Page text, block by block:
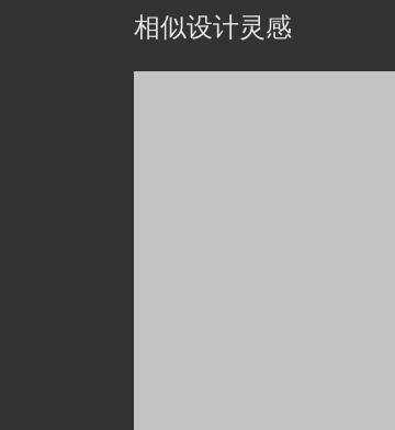
相似设计灵感